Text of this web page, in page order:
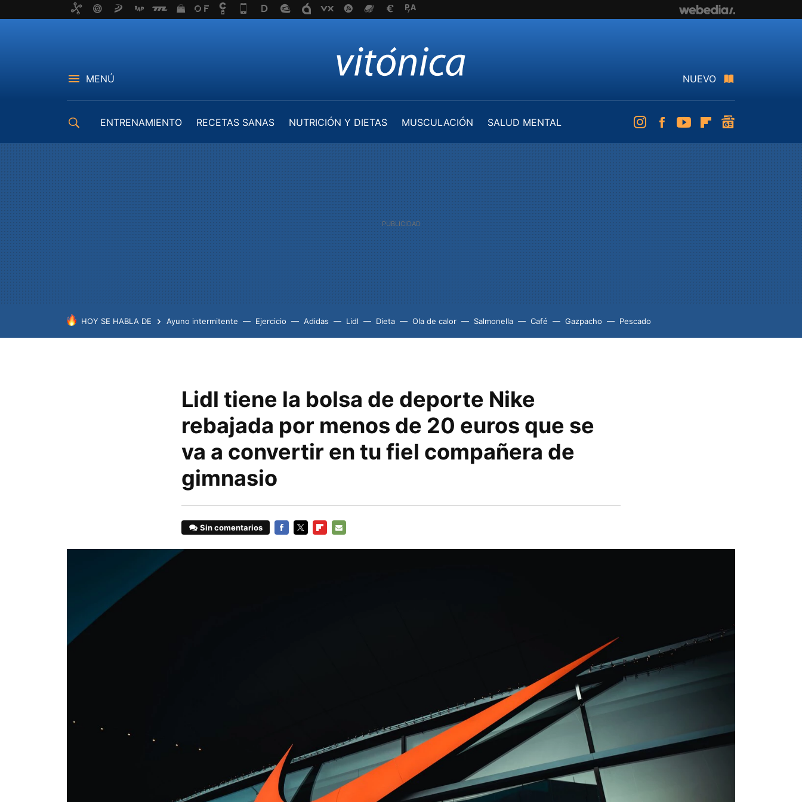
MENÚ NUEVO
ENTRENAMIENTO RECETAS SANAS NUTRICIÓN Y DIETAS MUSCULACIÓN
SALUD MENTAL
InstagramFacebookYoutubeFlipboard
HOY SE HABLA DE Ayuno intermitente Ejercicio Adidas Lidl Dieta Ola de calor Salmonella Café Gazpacho Pescado
Lidl tiene la bolsa de deporte Nike
rebajada por menos de 20 euros que se
va a convertir en tu fiel compañera de
gimnasio
Sin comentarios